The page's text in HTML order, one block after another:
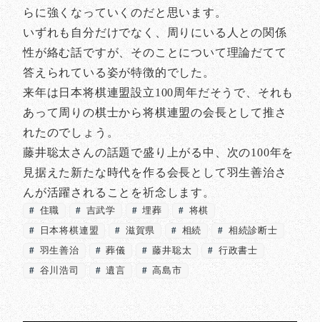
らに強くなっていくのだと思います。
いずれも自分だけでなく、周りにいる人との関係
性が絡む話ですが、そのことについて理論だてて
答えられている姿が特徴的でした。
来年は日本将棋連盟設立100周年だそうで、それも
あって周りの棋士から将棋連盟の会長として推さ
れたのでしょう。
藤井聡太さんの話題で盛り上がる中、次の100年を
見据えた新たな時代を作る会長として羽生善治さ
んが活躍されることを祈念します。
住職 吉武学 埋葬
将棋
日本将棋連盟
滋賀県 相続
相続診断士
羽生善治
葬儀 藤井聡太
行政書士
谷川浩司
遺言 高島市